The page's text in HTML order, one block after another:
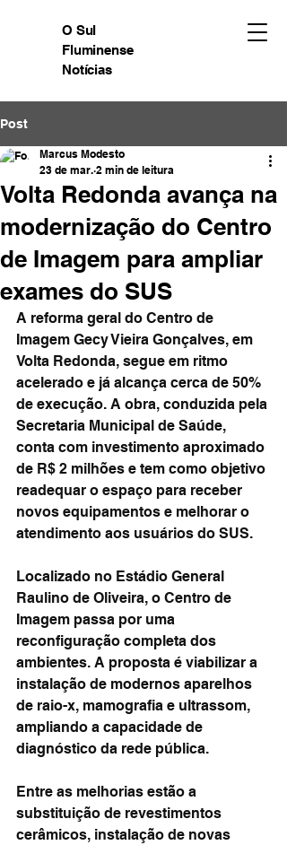
O Sul
Fluminense
Notícias
Post
Volta Redonda avança na
modernização do Centro
de Imagem para ampliar
exames do SUS
Marcus Modesto
23 de mar. 2 min de leitura
A reforma geral do Centro de
Imagem Gecy Vieira Gonçalves, em
Volta Redonda, segue em ritmo
acelerado e já alcança cerca de 50%
de execução. A obra, conduzida pela
Secretaria Municipal de Saúde,
conta com investimento aproximado
de R$ 2 milhões e tem como objetivo
readequar o espaço para receber
novos equipamentos e melhorar o
atendimento aos usuários do SUS.
Localizado no Estádio General
Raulino de Oliveira, o Centro de
Imagem passa por uma
reconfiguração completa dos
ambientes. A proposta é viabilizar a
instalação de modernos aparelhos
de raio-x, mamografia e ultrassom,
ampliando a capacidade de
diagnóstico da rede pública.
Entre as melhorias estão a
substituição de revestimentos
cerâmicos, instalação de novas